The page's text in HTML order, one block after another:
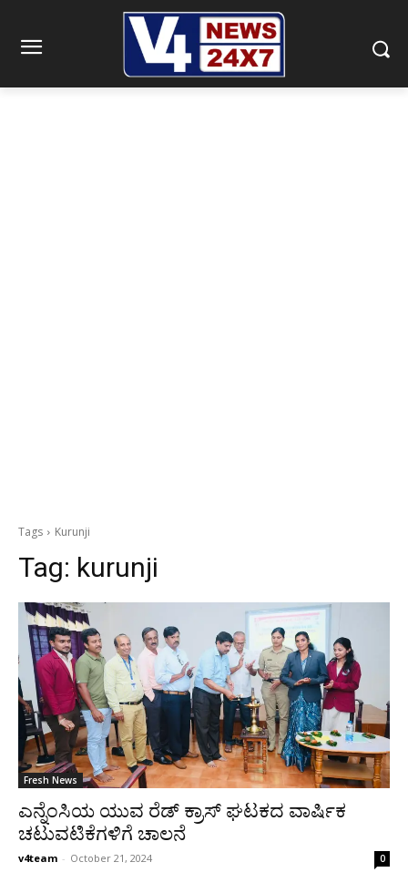
Tags Kurunji
Tag: kurunji
Fresh News
ಎನ್ನೆಂಸಿಯ ಯುವ ರೆಡ್ ಕ್ರಾಸ್ ಘಟಕದ ವಾರ್ಷಿಕ
ಚಟುವಟಿಕೆಗಳಿಗೆ ಚಾಲನೆ
v4team - October 21, 2024 0